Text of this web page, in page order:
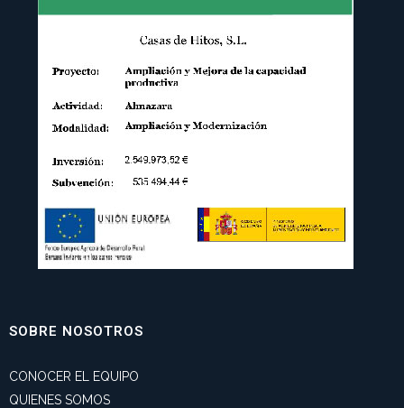
SOBRE NOSOTROS
CONOCER EL EQUIPO
QUIENES SOMOS